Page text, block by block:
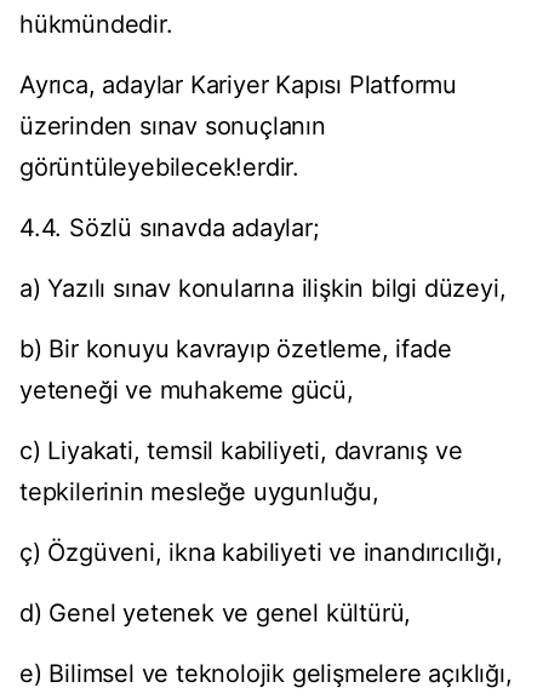
hükmündedir.
Ayrıca, adaylar Kariyer Kapısı Platformu
üzerinden sınav sonuçlanın
görüntüleyebilecek!erdir.
4.4. Sözlü sınavda adaylar;
a) Yazılı sınav konularına ilişkin bilgi düzeyi,
b) Bir konuyu kavrayıp özetleme, ifade
yeteneği ve muhakeme gücü,
c) Liyakati, temsil kabiliyeti, davranış ve
tepkilerinin mesleğe uygunluğu,
ç) Özgüveni, ikna kabiliyeti ve inandırıcılığı,
d) Genel yetenek ve genel kültürü,
e) Bilimsel ve teknolojik gelişmelere açıklığı,